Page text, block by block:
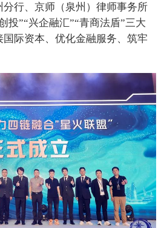
分行、京师（泉州）律师事务所
投”“兴企融汇”“青商法盾”三大
际资本、优化金融服务、筑牢